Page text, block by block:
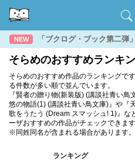
NEW 「ブクログ・ブック第二弾
そらめのおすすめランキ
そらめのおすすめ作品のランキングで
る件数が多い順で並んでいます。
『賢者の贈り物(新装版) (講談社青い
悠の物語(1) (講談社青い鳥文庫)』や『
歌をうたう (Dream スマッシュ! 1)』な
ーザおすすめの作品がチェックできます
※同姓同名が含まれる場合があります。
ランキング